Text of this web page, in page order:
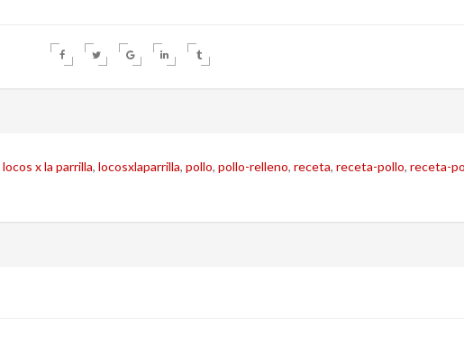
locos x la parrilla, locosxlaparrilla, pollo, pollo-relleno, receta, receta-pollo, receta-